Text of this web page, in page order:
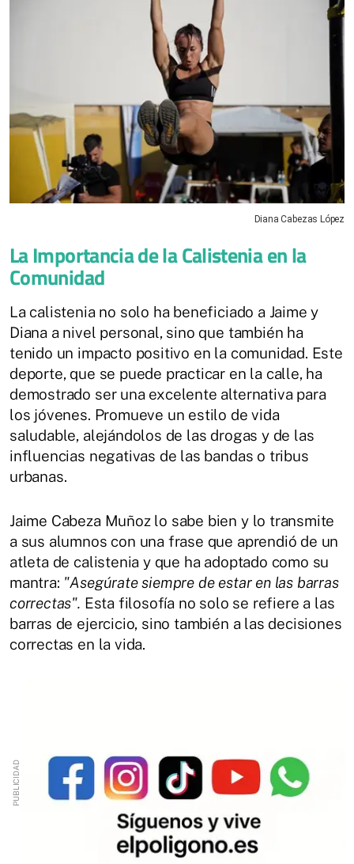
Diana Cabezas López
La Importancia de la Calistenia en la
Comunidad
La calistenia no solo ha beneficiado a Jaime y
Diana a nivel personal, sino que también ha
tenido un impacto positivo en la comunidad. Este
deporte, que se puede practicar en la calle, ha
demostrado ser una excelente alternativa para
los jóvenes. Promueve un estilo de vida
saludable, alejándolos de las drogas y de las
influencias negativas de las bandas o tribus
urbanas.
Jaime Cabeza Muñoz lo sabe bien y lo transmite
a sus alumnos con una frase que aprendió de un
atleta de calistenia y que ha adoptado como su
mantra: "Asegúrate siempre de estar en las barras
correctas". Esta filosofía no solo se refiere a las
barras de ejercicio, sino también a las decisiones
correctas en la vida.